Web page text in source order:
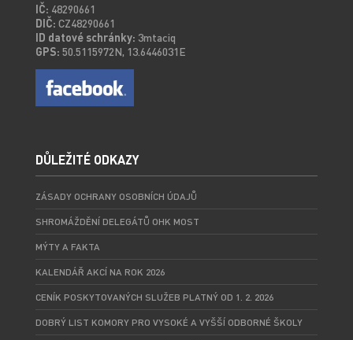
IČ: 48290661
DIČ: CZ48290661
ID datové schránky: 3mtaciq
GPS: 50.5115972N, 13.6446031E
DŮLEŽITÉ ODKAZY
ZÁSADY OCHRANY OSOBNÍCH ÚDAJŮ
SHROMÁŽDĚNÍ DELEGÁTŮ OHK MOST
MÝTY A FAKTA
KALENDÁŘ AKCÍ NA ROK 2026
CENÍK POSKYTOVANÝCH SLUŽEB PLATNÝ OD 1. 2. 2026
DOBRÝ LIST KOMORY PRO VYSOKÉ A VYŠŠÍ ODBORNÉ ŠKOLY